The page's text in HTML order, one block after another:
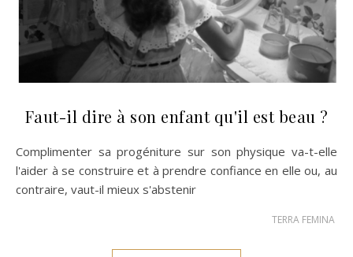
Faut-il dire à son enfant qu'il est beau ?
Complimenter sa progéniture sur son physique va-t-elle
l'aider à se construire et à prendre confiance en elle ou, au
contraire, vaut-il mieux s'abstenir
TERRA FEMINA